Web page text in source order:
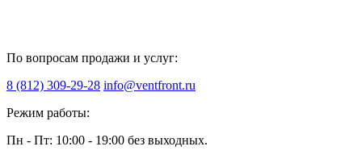
По вопросам продажи и услуг:
8 (812) 309-29-28 info@ventfront.ru
Режим работы:
Пн - Пт: 10:00 - 19:00 без выходных.